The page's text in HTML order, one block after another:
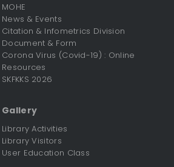
MOHE
News & Events
Citation & Infometrics Division
Document & Form
Corona Virus (Covid-19) : Online
Resources
SKFKKS 2026
Gallery
Library Activities
Library Visitors
User Education Class